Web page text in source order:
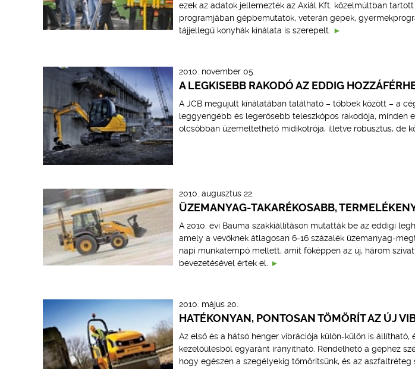
ezek az adatok jellemezték az Axiál Kft. közelmúltban
programjában gépbemutatók, veterán gépek,
tájjellegű konyhák kínálata is szerepelt.
2010. november 05.
A LEGKISEBB RAKODÓ AZ EDDIG
A JCB megújult kínálatában található – többek között – a
leggyengébb és legerősebb teleszkópos rakodója, minden
olcsóbban üzemeltethető midikotrója, illetve robusztus, de
2010. augusztus 22.
ÜZEMANYAG-TAKARÉKOSABB,
A 2010. évi Bauma szakkiállításon mutatták be az eddigi
amely a vevőknek átlagosan 6-16 százalék üzemanyag-
napi munkatempó mellett, amit főképpen az új, három
bevezetésével értek el.
2010. május 20.
HATÉKONYAN, PONTOSAN TÖMÖRÍT AZ ÚJ
Az első és a hátsó henger vibrációja külön-külön is
kezelőülésből egyaránt irányítható. Rendelhető a géphez
hogy egészen a szegélyekig tömörítsünk, és az aszfaltréteg